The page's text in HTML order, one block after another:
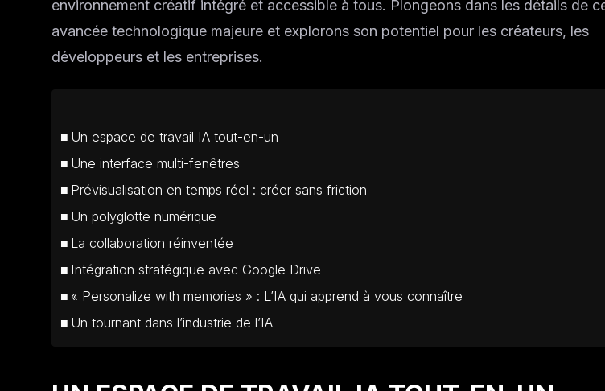
environnement créatif intégré et accessible à tous. Plongeons dans les détails de
avancée technologique majeure et explorons son potentiel pour les créateurs, les
développeurs et les entreprises.
Un espace de travail IA tout-en-un
Une interface multi-fenêtres
Prévisualisation en temps réel : créer sans friction
Un polyglotte numérique
La collaboration réinventée
Intégration stratégique avec Google Drive
« Personalize with memories » : L’IA qui apprend à vous connaître
Un tournant dans l’industrie de l’IA